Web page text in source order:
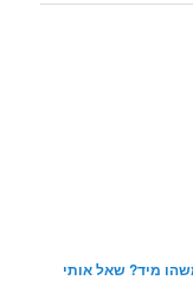
מיד? שאל אותי